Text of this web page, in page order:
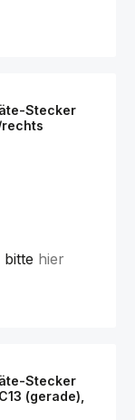
Stecker
rechts
hier
Stecker
(gerade),